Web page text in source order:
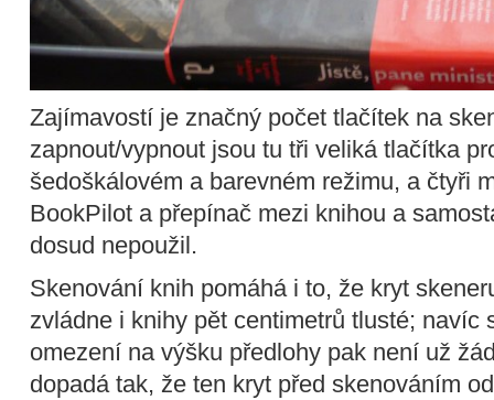
Zajímavostí je značný počet tlačítek na
zapnout/vypnout jsou tu tři veliká tlačítka
šedoškálovém a barevném režimu, a čtyři
BookPilot a přepínač mezi knihou a
dosud nepoužil.
Skenování knih pomáhá i to, že kryt
zvládne i knihy pět centimetrů tlusté; navíc
omezení na výšku předlohy pak není už
dopadá tak, že ten kryt před skenováním